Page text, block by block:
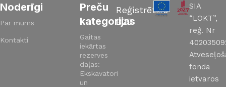
Noderīgi
Par mums
Kontakti
Preču
kategorijas
Gaitas
iekārtas
rezerves
daļas:
Ekskavatori
un
Reģistrēties
B2B
SIA
“LOKT”,
reģ. Nr
fonda
ietvaros